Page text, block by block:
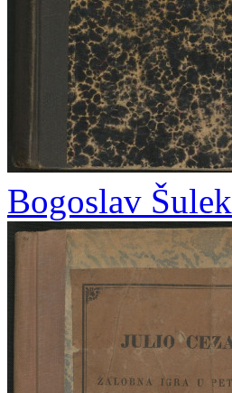
Bogoslav Šulek